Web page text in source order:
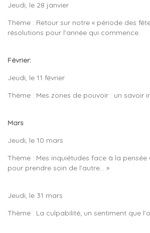
Jeudi, le 28 janvier
Thème : Retour sur notre « période des
résolutions pour l’année qui commence.
Février:
Jeudi, le 11 février
Thème : Mes zones de pouvoir : un savoir
Mars
Jeudi, le 10 mars
Thème : Mes inquiétudes face à la pensée
pour prendre soin de l’autre… »
Jeudi, le 31 mars
Thème : La culpabilité; un sentiment que